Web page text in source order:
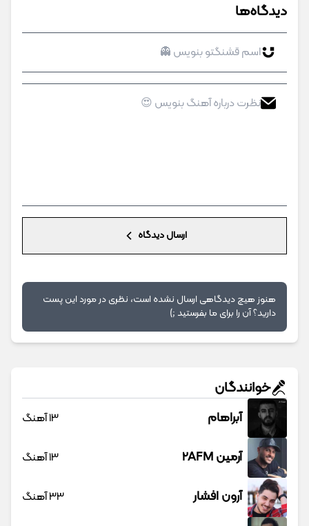
دیدگاه‌ها
ارسال دیدگاه
هنوز هیچ دیدگاهی ارسال نشده است، نظری در مورد این پست
دارید؟ آن را برای ما بفرستید ;)
خوانندگان
آبراهام 13 آهنگ
آرمین 2AFM 13 آهنگ
آرون افشار 33 آهنگ